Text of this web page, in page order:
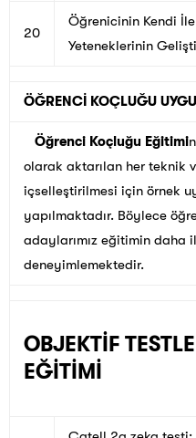
20
Öğrenicinin Kendi
Yeteneklerinin
ÖĞRENCİ KOÇLUĞU
Öğrenci Koçluğu Eğitimi
olarak aktarılan her teknik
içselleştirilmesi için örnek
yapılmaktadır. Böylece
adaylarımız eğitimin daha
deneyimlemektedir.
OBJEKTİF
EĞİTİMİ